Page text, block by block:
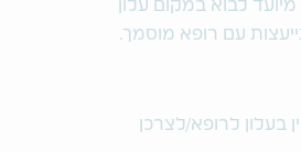
מיועד לבוא במקום עלון
עם רופא מוסמך.
בעלון לרופא/לצרכן